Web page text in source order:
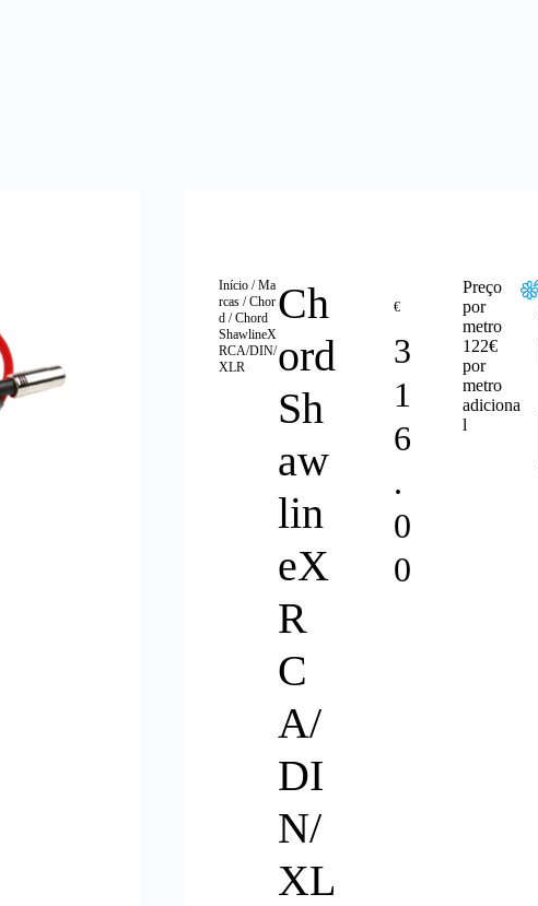
Início /Ma
rcas /Chor
d / Chord
ShawlineX
RCA/DIN/
XLR
Ch
ord
Sh
aw
lin
eX
R
C
A/
DI
N/
XL
€
3
1
6
.
0
0
Preço
por
metro
122€
por
metro
adiciona
l